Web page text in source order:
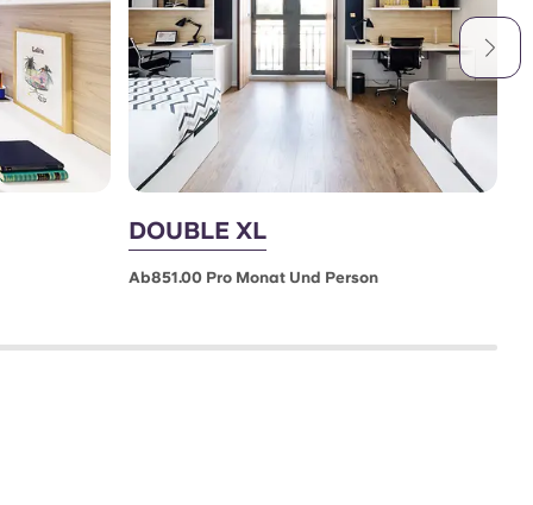
DOUBLE XL
Ab851.00 Pro Monat Und Person